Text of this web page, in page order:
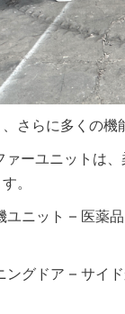
さらに多くの
ーユニットは
。
ユニット – 医薬
ングドア – サイ